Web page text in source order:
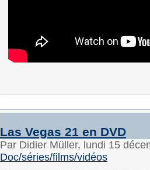
Las Vegas 21 en DVD
Par Didier Müller, lundi 15
Doc/séries/films/vidéos